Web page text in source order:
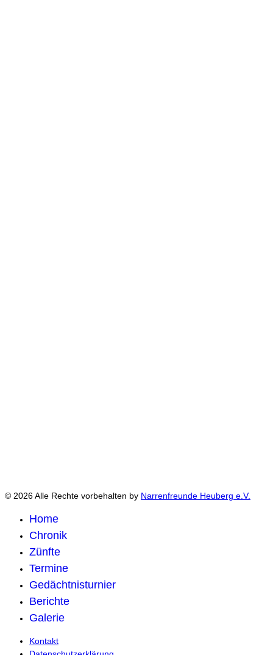
© 2026 Alle Rechte vorbehalten by Narrenfreunde Heuberg e.V.
Home
Chronik
Zünfte
Termine
Gedächtnisturnier
Berichte
Galerie
Kontakt